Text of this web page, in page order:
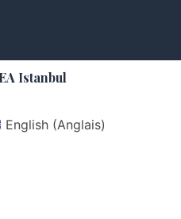
Istanbul
English(Anglais)